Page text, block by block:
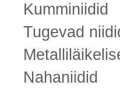
Kumminiidid
Tugevad
Nahaniidid